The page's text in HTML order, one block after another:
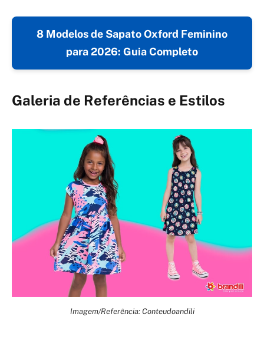
8 Modelos de Sapato Oxford Feminino
para 2026: Guia Completo
Galeria de Referências e Estilos
Imagem/Referência: Conteudoandili